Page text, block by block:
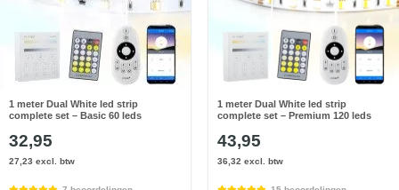
1 meter Dual White led strip
complete set – Basic 60 leds
32,95
27,23 excl. btw
1 meter Dual White led strip
complete set – Premium 120 leds
43,95
36,32 excl. btw